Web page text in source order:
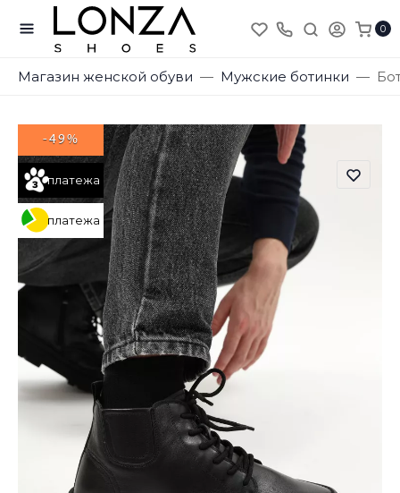
0
Магазин женской обуви Мужские ботинки
платежа
платежа
-49%